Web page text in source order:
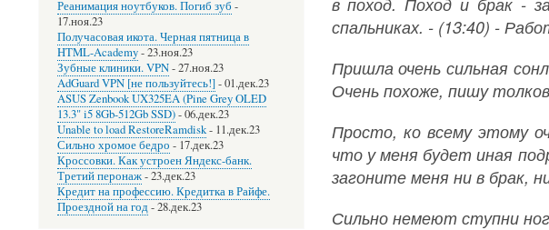
спальниках. - (13:40) -
Пришла очень сильная
Очень похоже, пишу
Просто, ко всему этому
что у меня будет иная
загоните меня ни в брак,
Сильно немеют ступни
Реанимация ноутбуков. Погиб зуб -
17.ноя.23
Получасовая икота. Черная пятница в
HTML-Academy-23.ноя.23
Зубные клиники. VPN-27.ноя.23
AdGuard VPN [не пользуйтесь!]-01.дек.23
ASUS Zenbook UX325EA (Pine Grey OLED
13.3" i5 8Gb-512Gb SSD)-06.дек.23
Unable to load RestoreRamdisk- 11.дек.23
Сильно хромое бедро - 17.дек.23
Кроссовки. Как устроен Яндекс-банк.
Третий перонаж-23.дек.23
Кредит на профессию. Кредитка в Райфе.
Проездной на год-28.дек.23